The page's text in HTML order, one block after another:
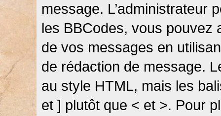
message. L’administrateur
les BBCodes, vous pouvez
de vos messages en
de rédaction de message.
au style HTML, mais les
et ] plutôt que < et >. Pour